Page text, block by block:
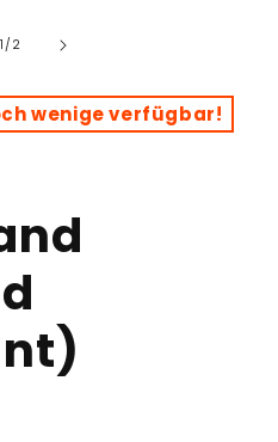
1/of
2
wenige verfügbar!